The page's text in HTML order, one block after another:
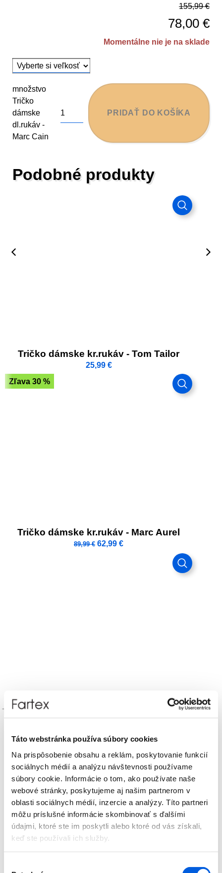
Táto webstránka používa súbory cookies
Na prispôsobenie obsahu a reklám, poskytovanie funkcií
sociálnych médií a analýzu návštevnosti používame
súbory cookie. Informácie o tom, ako používate naše
webové stránky, poskytujeme aj našim partnerom v
oblasti sociálnych médií, inzercie a analýzy. Títo partneri
môžu príslušné informácie skombinovať s ďalšími
údajmi, ktoré ste im poskytli alebo ktoré od vás získali,
keď ste používali ich služby.
155,99€
78,00 €
Momentálne nie je na sklade
množstvo
Tričko
dámske
dl.rukáv -
Marc Cain
PRIDAŤ DO KOŠÍKA
Podobné produkty
Tričko dámske kr.rukáv - Tom Tailor
25,99 €
Zľava 30 %
Tričko dámske kr.rukáv - Marc Aurel
89,99€ 62,99 €
Tričko dámske kr.rukáv - Tom Tailor Denim